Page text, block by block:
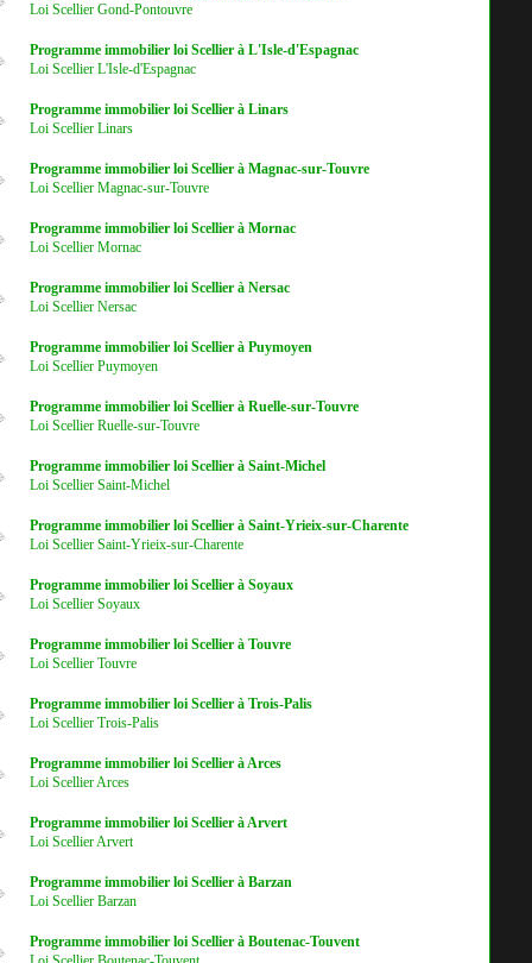
Loi Scellier Gond-Pontouvre
Programme immobilier loi Scellier à L'Isle-d'Espagnac
Loi Scellier L'Isle-d'Espagnac
Programme immobilier loi Scellier à Linars
Loi Scellier Linars
Programme immobilier loi Scellier à Magnac-sur-Touvre
Loi Scellier Magnac-sur-Touvre
Programme immobilier loi Scellier à Mornac
Loi Scellier Mornac
Programme immobilier loi Scellier à Nersac
Loi Scellier Nersac
Programme immobilier loi Scellier à Puymoyen
Loi Scellier Puymoyen
Programme immobilier loi Scellier à Ruelle-sur-Touvre
Loi Scellier Ruelle-sur-Touvre
Programme immobilier loi Scellier à Saint-Michel
Loi Scellier Saint-Michel
Programme immobilier loi Scellier à Saint-Yrieix-sur-Charente
Loi Scellier Saint-Yrieix-sur-Charente
Programme immobilier loi Scellier à Soyaux
Loi Scellier Soyaux
Programme immobilier loi Scellier à Touvre
Loi Scellier Touvre
Programme immobilier loi Scellier à Trois-Palis
Loi Scellier Trois-Palis
Programme immobilier loi Scellier à Arces
Loi Scellier Arces
Programme immobilier loi Scellier à Arvert
Loi Scellier Arvert
Programme immobilier loi Scellier à Barzan
Loi Scellier Barzan
Programme immobilier loi Scellier à Boutenac-Touvent